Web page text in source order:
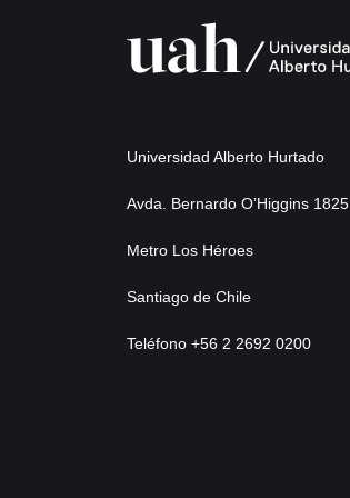
Universidad Alberto Hurtado
Avda. Bernardo O’Higgins 1825
Metro Los Héroes
Santiago de Chile
Teléfono +56 2 2692 0200